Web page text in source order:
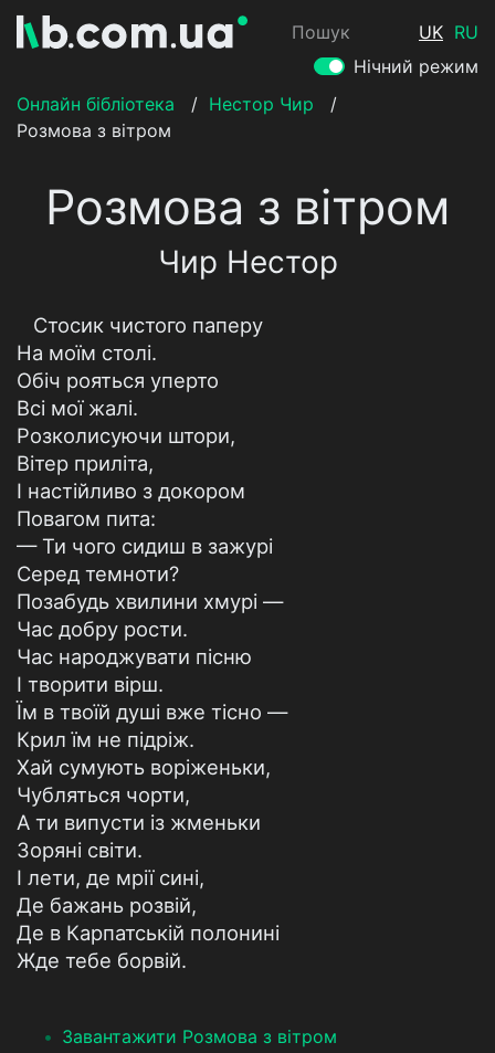
Пошук UK RU
Нічний режим
Онлайн бібліотека
/ Нестор Чир
/
Розмова з вітром
Розмова з вітром
Чир Нестор
Стосик чистого паперу
На моїм столі.
Обіч рояться уперто
Всі мої жалі.
Розколисуючи штори,
Вітер приліта,
І настійливо з докором
Повагом пита:
— Ти чого сидиш в зажурі
Серед темноти?
Позабудь хвилини хмурі —
Час добру рости.
Час народжувати пісню
І творити вірш.
Їм в твоїй душі вже тісно —
Крил їм не підріж.
Хай сумують воріженьки,
Чубляться чорти,
А ти випусти із жменьки
Зоряні світи.
І лети, де мрії сині,
Де бажань розвій,
Де в Карпатській полонині
Жде тебе борвій.
Завантажити Розмова з вітром